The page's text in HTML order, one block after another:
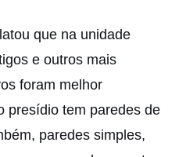
que na unidade
e outros mais
foram melhor
presídio tem paredes de
paredes simples,